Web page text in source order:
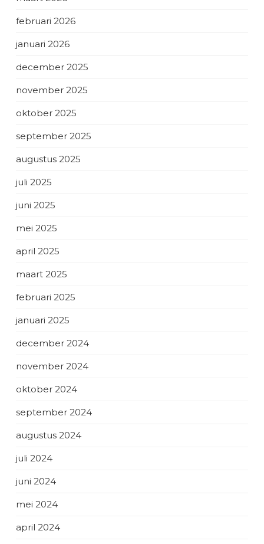
februari 2026
januari 2026
december 2025
november 2025
oktober 2025
september 2025
augustus 2025
juli 2025
juni 2025
mei 2025
april 2025
maart 2025
februari 2025
januari 2025
december 2024
november 2024
oktober 2024
september 2024
augustus 2024
juli 2024
juni 2024
mei 2024
april 2024